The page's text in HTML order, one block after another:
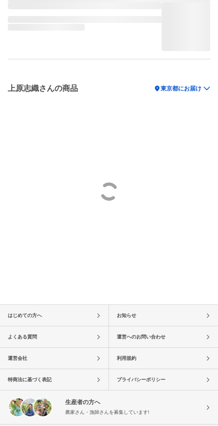
上原志織さんの商品 location_on東京都にお届け
はじめての方へ お知らせ
よくある質問 運営へのお問い合わせ
運営会社 利用規約
特商法に基づく表記 プライバシーポリシー
生産者の方へ
農家さん・漁師さんを募集しています!